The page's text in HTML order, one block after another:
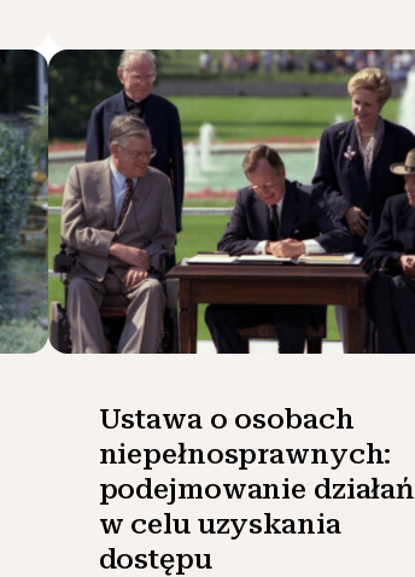
Ustawa o osobach
niepełnosprawnych:
podejmowanie działań
w celu uzyskania
dostępu